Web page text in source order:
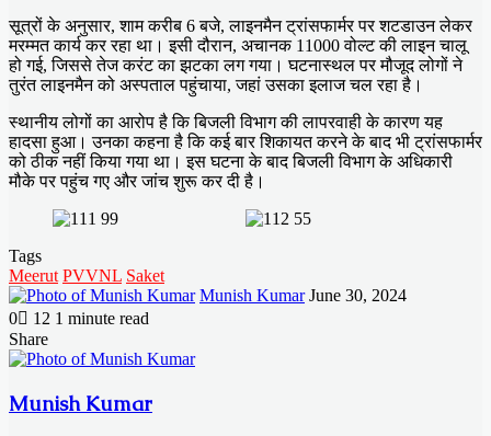
सूत्रों के अनुसार, शाम करीब 6 बजे, लाइनमैन ट्रांसफार्मर पर शटडाउन लेकर
मरम्मत कार्य कर रहा था। इसी दौरान, अचानक 11000 वोल्ट की लाइन चालू
हो गई, जिससे तेज करंट का झटका लग गया। घटनास्थल पर मौजूद लोगों ने
तुरंत लाइनमैन को अस्पताल पहुंचाया, जहां उसका इलाज चल रहा है।
स्थानीय लोगों का आरोप है कि बिजली विभाग की लापरवाही के कारण यह
हादसा हुआ। उनका कहना है कि कई बार शिकायत करने के बाद भी ट्रांसफार्मर
को ठीक नहीं किया गया था। इस घटना के बाद बिजली विभाग के अधिकारी
मौके पर पहुंच गए और जांच शुरू कर दी है।
Tags
Meerut PVVNL Saket
Munish Kumar Send
June 30, 2024
0
12 1 minute read
Facebook
X
LinkedIn
Messenger
Messenger
WhatsApp
Telegram
Share
Facebook
X
LinkedIn
Messenger
Messenger
WhatsApp
Telegram
Share
Email
Print
Munish Kumar